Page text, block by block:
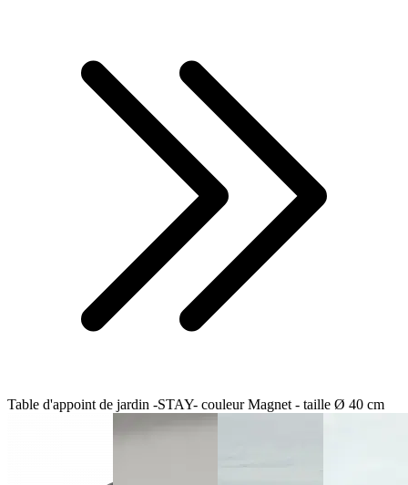
Table d'appoint de jardin -STAY- couleur Magnet - taille Ø 40 cm